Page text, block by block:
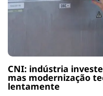
CNI: indústria
mas modernização
lentamente